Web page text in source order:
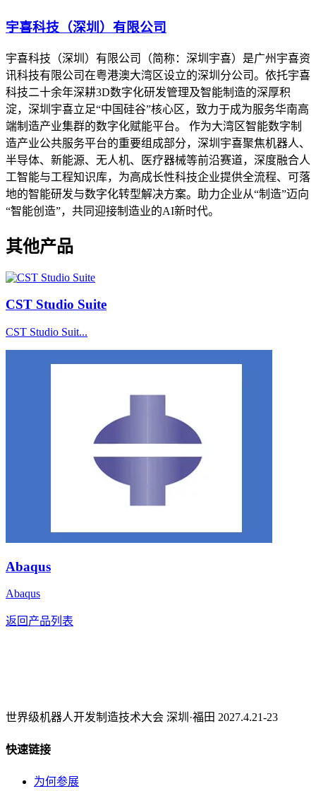
宇喜科技（深圳）有限公司
宇喜科技（深圳）有限公司（简称：深圳宇喜）是广州宇喜资
讯科技有限公司在粤港澳大湾区设立的深圳分公司。依托宇喜
科技二十余年深耕3D数字化研发管理及智能制造的深厚积
淀，深圳宇喜立足“中国硅谷”核心区，致力于成为服务华南高
端制造产业集群的数字化赋能平台。 作为大湾区智能数字制
造产业公共服务平台的重要组成部分，深圳宇喜聚焦机器人、
半导体、新能源、无人机、医疗器械等前沿赛道，深度融合人
工智能与工程知识库，为高成长性科技企业提供全流程、可落
地的智能研发与数字化转型解决方案。助力企业从“制造”迈向
“智能创造”，共同迎接制造业的AI新时代。
其他产品
CST Studio Suite
CST Studio Suit...
Abaqus
Abaqus
返回产品列表
世界级机器人开发制造技术大会 深圳·福田 2027.4.21-23
快速链接
为何参展